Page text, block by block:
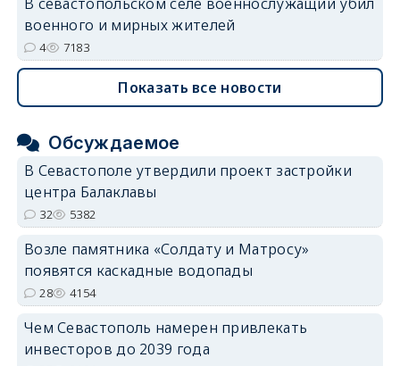
военного и мирных жителей
4 7183
Показать все новости
Обсуждаемое
В Севастополе утвердили проект застройки
центра Балаклавы
32 5382
Возле памятника «Солдату и Матросу»
появятся каскадные водопады
28 4154
Чем Севастополь намерен привлекать
инвесторов до 2039 года